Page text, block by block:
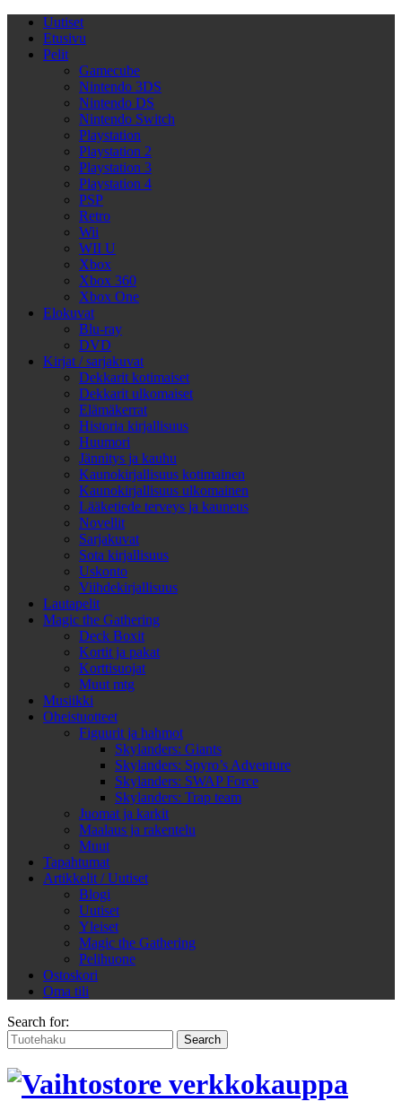
Uutiset
Etusivu
Pelit
Gamecube
Nintendo 3DS
Nintendo DS
Nintendo Switch
Playstation
Playstation 2
Playstation 3
Playstation 4
PSP
Retro
Wii
WII U
Xbox
Xbox 360
Xbox One
Elokuvat
Blu-ray
DVD
Kirjat / sarjakuvat
Dekkarit kotimaiset
Dekkarit ulkomaiset
Elämäkerrat
Historia kirjallisuus
Huumori
Jännitys ja kauhu
Kaunokirjallisuus kotimainen
Kaunokirjallisuus ulkomainen
Lääketiede terveys ja kauneus
Novellit
Sarjakuvat
Sota kirjallisuus
Uskonto
Viihdekirjallisuus
Lautapelit
Magic the Gathering
Deck Boxit
Kortit ja pakat
Korttisuojat
Muut mtg
Musiikki
Oheistuotteet
Figuurit ja hahmot
Skylanders: Giants
Skylanders: Spyro’s Adventure
Skylanders: SWAP Force
Skylanders: Trap team
Juomat ja karkit
Maalaus ja rakentelu
Muut
Tapahtumat
Artikkelit / Uutiset
Blogi
Uutiset
Yleiset
Magic the Gathering
Pelihuone
Ostoskori
Oma tili
Search for: